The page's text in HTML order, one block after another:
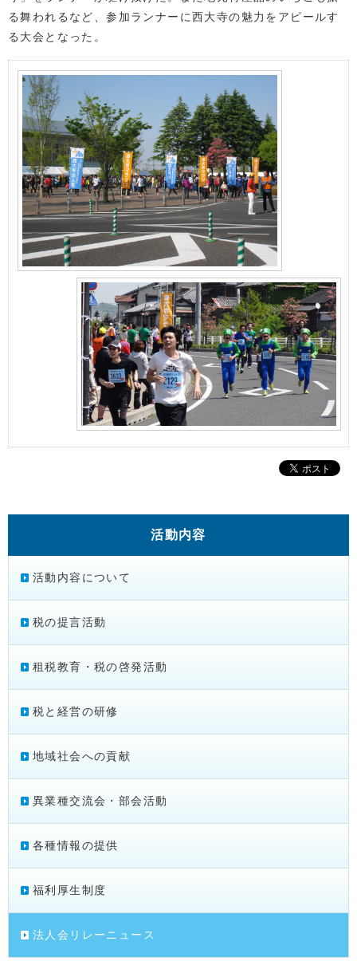
る舞われるなど、参加ランナーに西大寺の魅力をアピールす
る大会となった。
活動内容
活動内容について
税の提言活動
租税教育・税の啓発活動
税と経営の研修
地域社会への貢献
異業種交流会・部会活動
各種情報の提供
福利厚生制度
法人会リレーニュース